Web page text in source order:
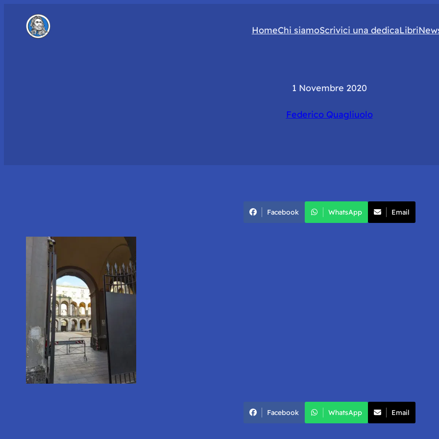
HomeChi siamoScrivici una dedicaLibri
1 Novembre 2020
Federico Quagliuolo
Facebook WhatsApp Email
Facebook WhatsApp Email